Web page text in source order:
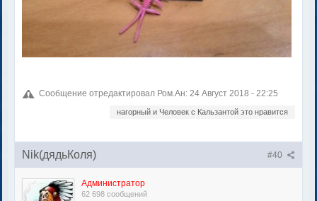
Сообщение отредактировал Ром.Ан: 24 Август 2018 - 22:25
нагорный и Человек с Кальзантой это нравится
#40
Nik(дядьКоля)
Администратор
62 698 сообщений